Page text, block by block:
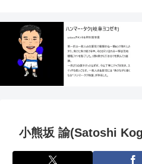
小熊坂 諭(Satoshi